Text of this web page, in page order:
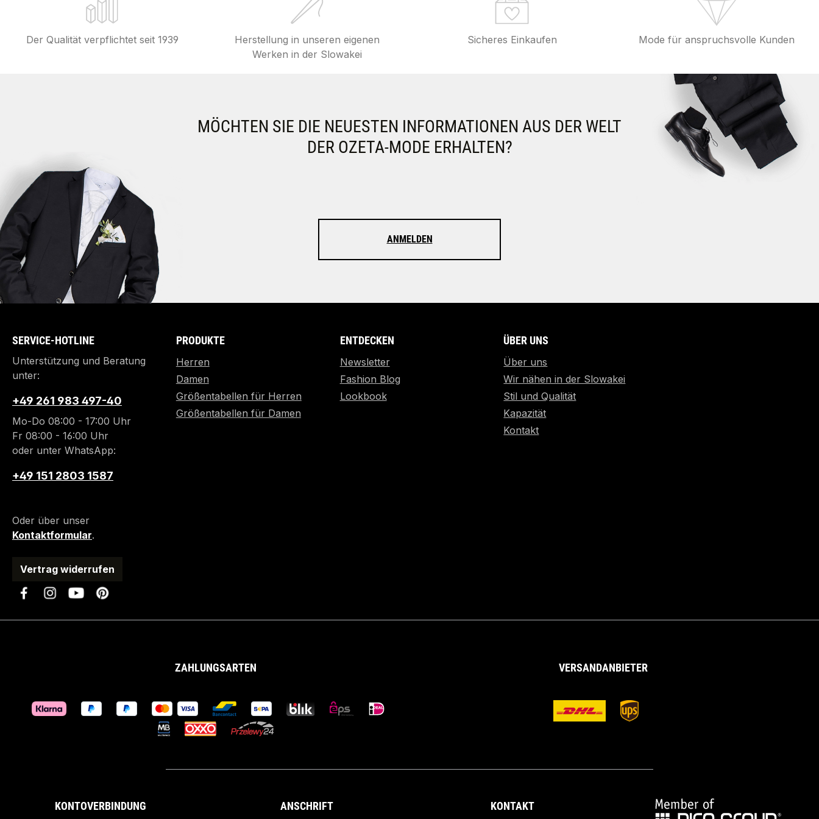
Der Qualität verpflichtet seit 1939
Herstellung in unseren eigenen
Werken in der Slowakei
Sicheres Einkaufen Mode für anspruchsvolle Kunden
MÖCHTEN SIE DIE NEUESTEN INFORMATIONEN AUS DER WELT
DER OZETA-MODE ERHALTEN?
ANMELDEN
SERVICE-HOTLINE
Unterstützung und Beratung
unter:
+49 261 983 497-40
Mo-Do 08:00 - 17:00 Uhr
Fr 08:00 - 16:00 Uhr
oder unter WhatsApp:
+49 151 2803 1587
Oder über unser
Kontaktformular.
Vertrag widerrufen
PRODUKTE
Herren
Damen
Größentabellen für Herren
Größentabellen für Damen
ENTDECKEN
Newsletter
Fashion Blog
Lookbook
ÜBER UNS
Über uns
Wir nähen in der Slowakei
Stil und Qualität
Kapazität
Kontakt
ZAHLUNGSARTEN VERSANDANBIETER
KONTOVERBINDUNG ANSCHRIFT KONTAKT